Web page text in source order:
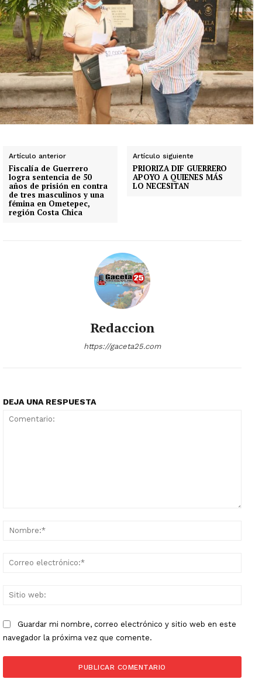
Artículo anterior
Fiscalía de Guerrero
logra sentencia de 50
años de prisión en contra
de tres masculinos y una
fémina en Ometepec,
región Costa Chica
Artículo siguiente
PRIORIZA DIF GUERRERO
APOYO A QUIENES MÁS
LO NECESITAN
Redaccion
https://gaceta25.com
DEJA UNA RESPUESTA
Guardar mi nombre, correo electrónico y sitio web en este
navegador la próxima vez que comente.